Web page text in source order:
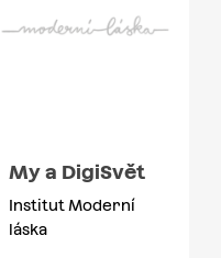
My a DigiSvět
Institut Moderní
láska